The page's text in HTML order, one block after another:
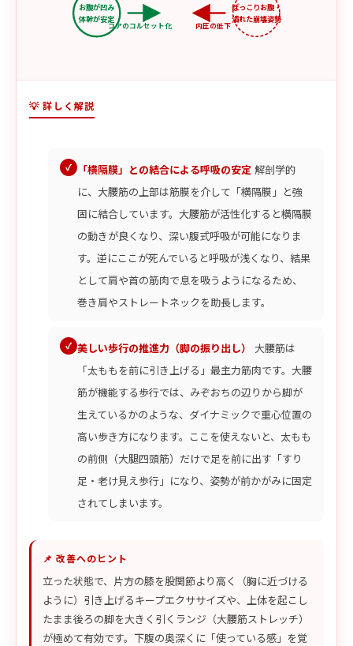
お腹が凹み
体幹が安定
コアのコルセット化
ぽっこりお腹・
潰れた崩壊姿勢
内圧の低下
💡 詳しく解説
「横隔膜」との結合による呼吸の安定 解剖学的
に、大腰筋の上部は筋膜を介して「横隔膜」と強
固に結合しています。大腰筋が活性化すると横隔膜
の動きが良くなり、深い腹式呼吸が可能になりま
す。逆にここが死んでいると呼吸が浅くなり、結果
として肩や首の筋肉で息を吸うようになるため、
巻き肩やストレートネックを助長します。
美しい歩行の推進力（脚の振り出し）
大腰筋は
「太ももを前に引き上げる」最主力筋肉です。大腰
筋が機能する歩行では、みぞおちの辺りから脚が
生えているかのような、ダイナミックで重心位置の
高い歩き方になります。ここを使えないと、太もも
の前側（大腿四頭筋）だけで足を前に出す「すり
足・老け見え歩行」になり、姿勢が前かがみに固定
されてしまいます。
📌 改善へのヒント
立った状態で、片方の膝を股関節より高く（胸に近づける
ように）引き上げるキープエクササイズや、上体を起こし
たまま後ろの脚を大きく引くランジ（大腰筋ストレッチ）
が極めて有効です。下腹の奥深くに「使っている感」を覚